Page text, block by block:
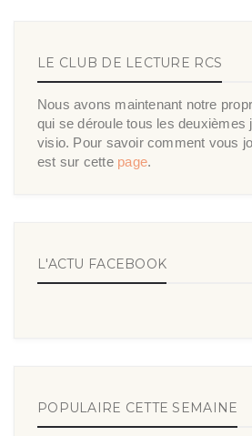
LE CLUB DE LECTURE RCS
Nous avons maintenant notre
qui se déroule tous les deuxièmes
visio. Pour savoir comment vous
est sur cette page.
L'ACTU FACEBOOK
POPULAIRE CETTE SEMAINE